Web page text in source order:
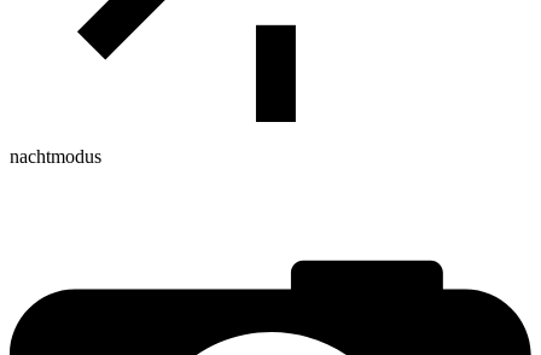
nachtmodus